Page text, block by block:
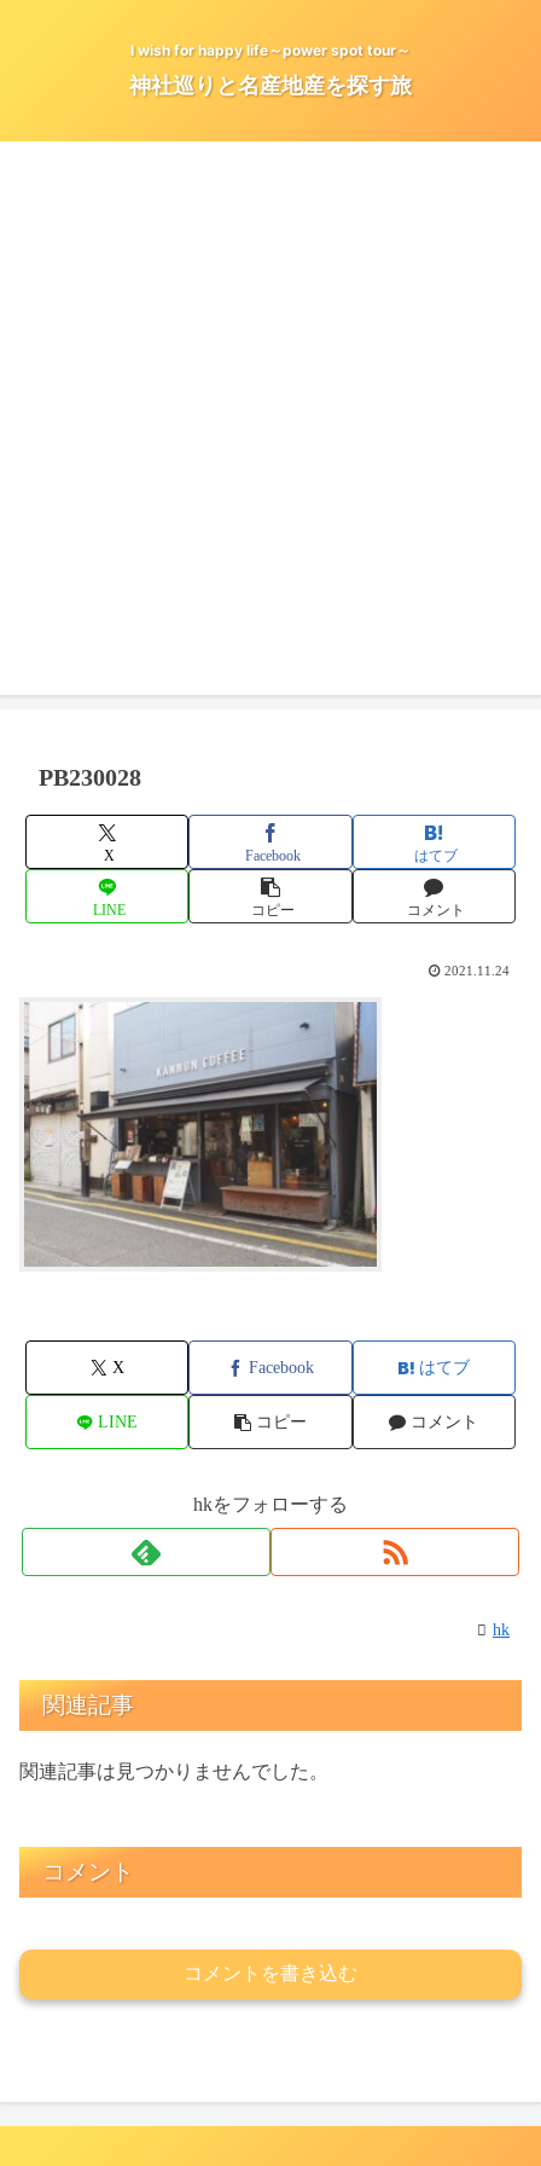
I wish for happy life～power spot tour～
神社巡りと名産地産を探す旅
PB230028
X Facebook はてブ
LINE コピー コメント
2021.11.24
X Facebook はてブ
LINE コピー コメント
hkをフォローする
hk
関連記事
関連記事は見つかりませんでした。
コメント
コメントを書き込む